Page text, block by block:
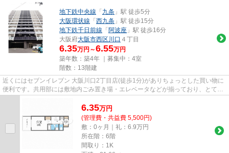
地下鉄中央線 「 九条 」駅 徒歩5分
大阪環状線 「 西九条 」駅 徒歩15分
地下鉄千日前線 「 阿波座 」駅 徒歩16分
大阪府大阪市西区 川口 ４丁目
6.35万円～6.55万円
築年数：築4年 ｜募集中： 4室
階数：13階建
近くにはセブンイレブン 大阪川口2丁目店(徒歩1分)がありちょっとした買い物に
便利です。共用部には敷地内ごみ置き場・エレベータなどが揃っており、とても
6.35万円
(管理費・共益費 5,500円)
敷：0ヶ月｜礼：6.9万円
所在階：6階
間取り：1K